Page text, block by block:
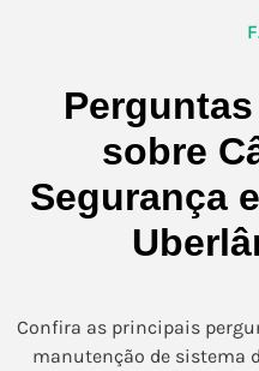
sobre
Segurança
Confira as principais
manutenção de sistema